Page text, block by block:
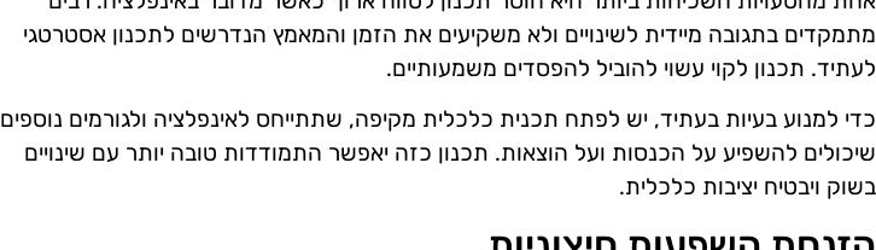
מתמקדים בתגובה מיידית לשינויים ולא משקיעים את הזמן והמאמץ הנדרשים לתכנון אסטרטגי
לעתיד. תכנון לקוי עשוי להוביל להפסדים משמעותיים.
כדי למנוע בעיות בעתיד, יש לפתח תכנית כלכלית מקיפה, שתתייחס לאינפלציה ולגורמים נוספים
שיכולים להשפיע על הכנסות ועל הוצאות. תכנון כזה יאפשר התמודדות טובה יותר עם שינויים
בשוק ויבטיח יציבות כלכלית.